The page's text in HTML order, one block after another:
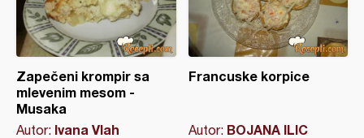
Zapečeni krompir sa
mlevenim mesom -
Musaka
Autor: Ivana Vlah
Francuske korpice
Autor: BOJANA ILIC